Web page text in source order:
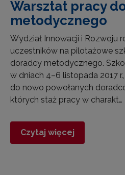
Warsztat pracy
metodycznego
Wydział Innowacji i Rozwoju
uczestników na pilotażowe
doradcy metodycznego.
w dniach 4–6 listopada 2017
do nowo powołanych
których staż pracy w charakt…
Czytaj więcej